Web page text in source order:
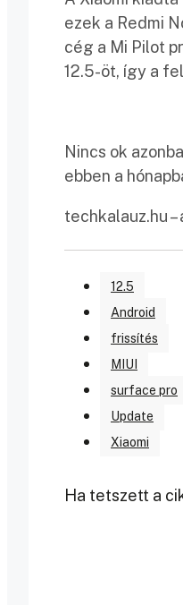
ezek a Redmi
cég a Mi Pilot
12.5-öt, így a
Nincs ok
ebben a
techkalauz.hu
12.5
Android
frissítés
MIUI
surface pro
Update
Xiaomi
Ha tetszett a